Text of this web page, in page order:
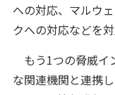
への対応、マルウ
クへの対応などを対
もう1つの脅威イ
な関連機関と連携